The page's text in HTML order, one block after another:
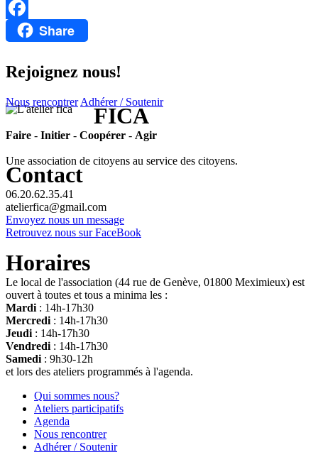
Email
FacebookShare
Rejoignez nous!
Nous rencontrer Adhérer / Soutenir
FICA
Faire - Initier - Coopérer - Agir
Une association de citoyens au service des citoyens.
Contact
06.20.62.35.41
atelierfica@gmail.com
Envoyez nous un message
Retrouvez nous sur FaceBook
Horaires
Le local de l'association (44 rue de Genève, 01800 Meximieux) est
ouvert à toutes et tous a minima les :
Mardi : 14h-17h30
Mercredi : 14h-17h30
Jeudi : 14h-17h30
Vendredi : 14h-17h30
Samedi : 9h30-12h
et lors des ateliers programmés à l'agenda.
Qui sommes nous?
Ateliers participatifs
Agenda
Nous rencontrer
Adhérer / Soutenir